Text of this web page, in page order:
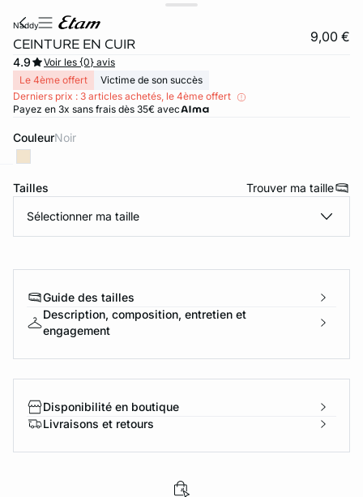
naddy
CEINTURE EN CUIR 9,00 €
4.9
Voir les {0} avis
Le 4ème offert
Victime de son succès
Derniers prix : 3 articles achetés, le 4ème offert
Payez en 3x sans frais dès 35€ avec
Couleur noir
Tailles Trouver ma taille
Sélectionner ma taille
Guide des tailles
Description, composition, entretien et
engagement
Disponibilité en boutique
Livraisons et retours